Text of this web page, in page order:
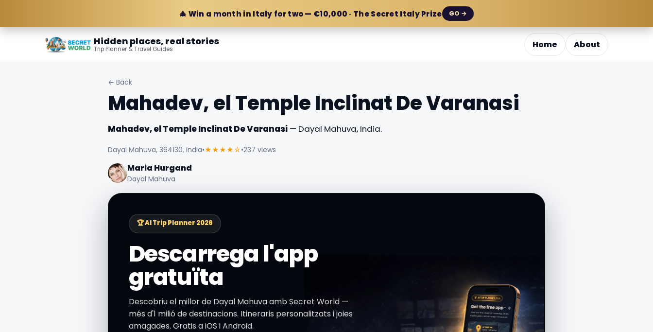
🎄 Win a month in Italy for two — €10,000 · The Secret Italy Prize GO →
Hidden places, real stories
Trip Planner & Travel Guides Home About
← Back
Mahadev, el Temple Inclinat De Varanasi
Mahadev, el Temple Inclinat De Varanasi— Dayal Mahuva, India.
Dayal Mahuva, 364130, India•★★★★☆•237 views
Maria Hurgand
Dayal Mahuva
🏆 AI Trip Planner 2026
Descarrega l'app
gratuïta
Descobriu el millor de Dayal Mahuva amb Secret World —
més d'1 milió de destinacions. Itineraris personalitzats i joies
amagades. Gratis a iOS i Android.